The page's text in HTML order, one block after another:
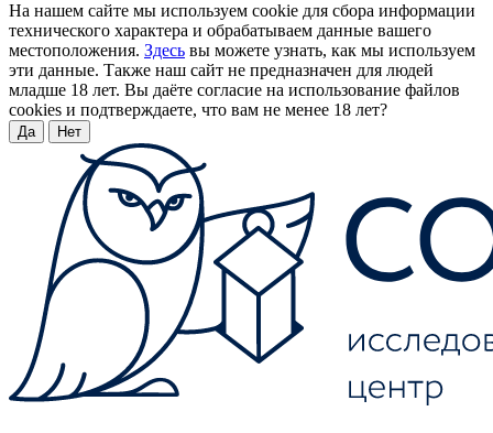
На нашем сайте мы используем cookie для сбора информации
технического характера и обрабатываем данные вашего
местоположения. Здесь вы можете узнать, как мы используем
эти данные. Также наш сайт не предназначен для людей
младше 18 лет. Вы даёте согласие на использование файлов
cookies и подтверждаете, что вам не менее 18 лет?
Да Нет